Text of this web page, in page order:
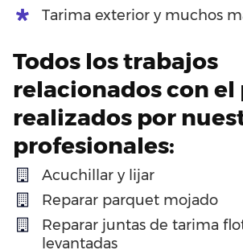
Tarima exterior y muchos
Todos los trabajos
relacionados con
realizados por
profesionales:
Acuchillar y lijar
Reparar parquet mojado
Reparar juntas de tarima
levantadas